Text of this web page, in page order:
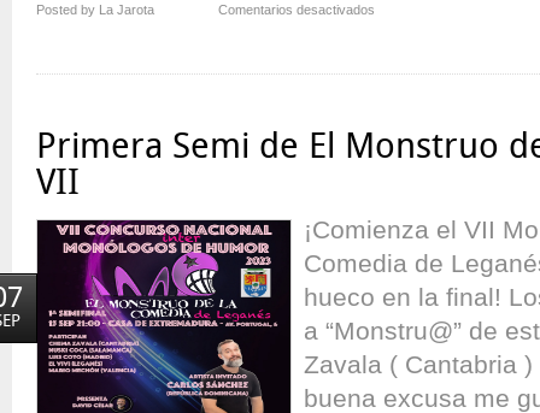
Posted by La Jarota Comentarios desactivados
de
de
VII
Primera Semi de El Monstruo
VII
¡Comienza el VII
Comedia de
hueco en la final!
a “Monstru@” de
Zavala ( Cantabria
buena excusa me